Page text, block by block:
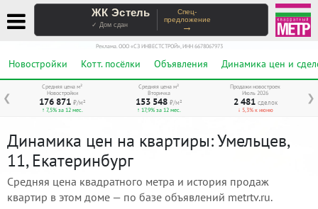
ЖК Эстель
✓ Дом сдан
Спец-
предложение
→
Реклама. ООО «СЗ ИНВЕСТСТРОЙ», ИНН 6678067973
Новостройки Котт. посёлки Объявления Динамика цен и
❮ ❯
Средняя цена м²
Новостройки
176 871 ₽/м²
↑ 7,5% за 12 мес.
Средняя цена м²
Вторичка
153 548 ₽/м²
↑ 17,9% за 12 мес.
Продажи новостроек
Июль 2026
2 481 сделок
↓ 5,3% к июню
Динамика цен на квартиры: Умельцев,
11, Екатеринбург
Средняя цена квадратного метра и история продаж
квартир в этом доме — по базе объявлений metrtv.ru.